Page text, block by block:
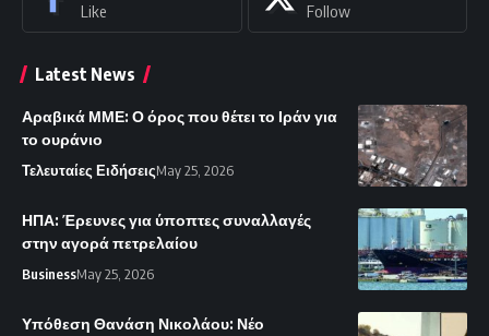
Like Follow
Latest News
Αραβικά ΜΜΕ: Ο όρος που θέτει το Ιράν για
το ουράνιο
Τελευταίες ΕιδήσειςMay 25, 2026
ΗΠΑ: Έρευνες για ύποπτες συναλλαγές
στην αγορά πετρελαίου
BusinessMay 25, 2026
Υπόθεση Θανάση Νικολάου: Νέο